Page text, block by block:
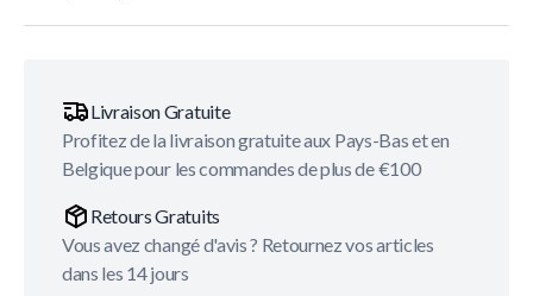
Livraison Gratuite
Profitez de la livraison gratuite aux Pays-Bas et en
Belgique pour les commandes de plus de €100
Retours Gratuits
Vous avez changé d'avis ? Retournez vos articles
dans les 14 jours